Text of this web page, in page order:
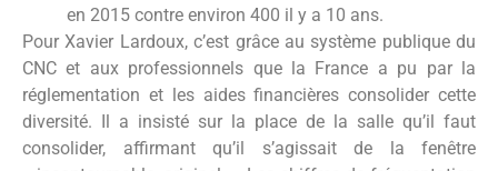
en 2015 contre environ 400 il y a 10 ans.
Pour Xavier Lardoux, c’est grâce au système publique du
CNC et aux professionnels que la France a pu par la
réglementation et les aides financières consolider cette
diversité. Il a insisté sur la place de la salle qu’il faut
consolider, affirmant qu’il s’agissait de la fenêtre